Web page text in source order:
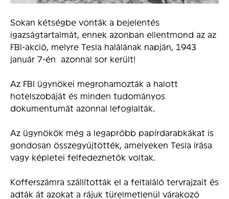
Sokan kétségbe vonták a bejelentés
igazságtartalmát, ennek azonban ellentmond az az
FBI-akció, melyre Tesla halálának napján, 1943
január 7-én azonnal sor került!
Az FBI ügynökei megrohamozták a halott
hotelszobáját és minden tudományos
dokumentumát azonnal lefoglalták.
Az ügynökök még a legapróbb papírdarabkákat is
gondosan összegyűjtötték, amelyeken Tesla írása
vagy képletei felfedezhetők voltak.
Kofferszámra szállították el a feltaláló tervrajzait és
adták át azokat a rájuk türelmetlenül várakozó